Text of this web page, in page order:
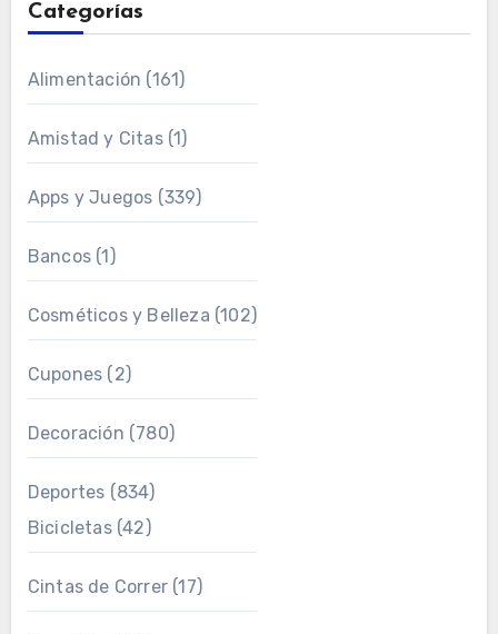
Categorías
Alimentación (161)
Amistad y Citas(1)
Apps y Juegos (339)
Bancos(1)
Cosméticos y Belleza (102)
Cupones (2)
Decoración (780)
Deportes (834)
Bicicletas(42)
Cintas de Correr(17)